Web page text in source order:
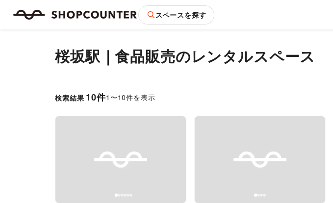
スペースを探す
桜坂駅｜食品販売のレンタルスペース
検索結果 10件1 〜10件を表示
Previous slide Previous slide